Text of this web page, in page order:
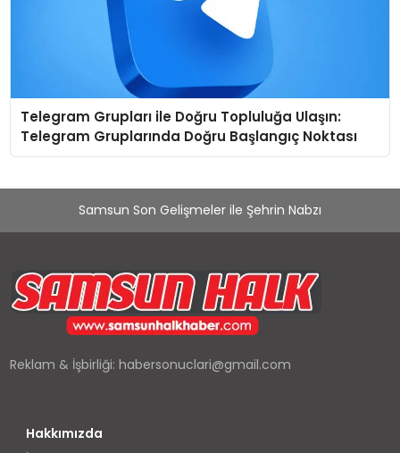
Telegram Grupları ile Doğru Topluluğa Ulaşın:
Telegram Gruplarında Doğru Başlangıç Noktası
Samsun Son Gelişmeler ile Şehrin Nabzı
Reklam & İşbirliği:habersonuclari@gmail.com
Hakkımızda